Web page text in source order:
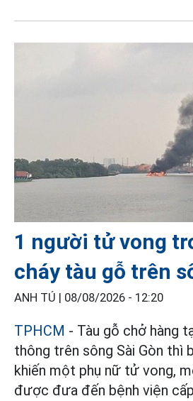
1 người tử vong
cháy tàu gỗ trên
ANH TÚ | 08/08/2026 - 12:20
TPHCM - Tàu gỗ chở hàng
thông trên sông Sài Gòn thì
khiến một phụ nữ tử vong,
được đưa đến bệnh viện